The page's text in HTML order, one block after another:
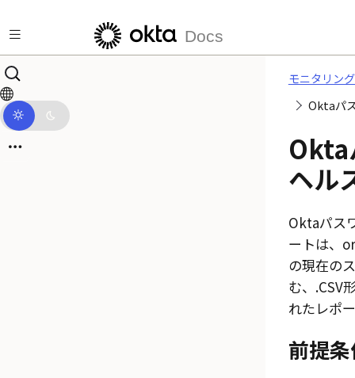
Docs
モニタリン
Oktaパ
Okta
ヘル
Oktaパス
ートは、
の現在の
む、.CSV
れたレポ
前提